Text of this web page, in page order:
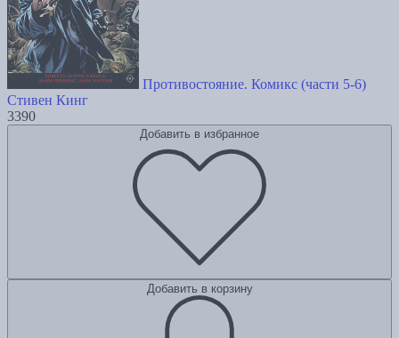
Противостояние. Комикс (части 5-6)
Стивен Кинг
3390
Добавить в избранное
Добавить в корзину